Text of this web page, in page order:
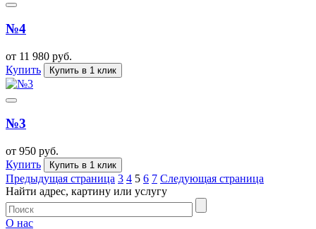
№4
от 11 980 руб.
Купить
Купить в 1 клик
№3
от 950 руб.
Купить
Купить в 1 клик
Предыдущая страница 3 4 5 6 7 Следующая страница
Найти адрес, картину или услугу
О нас